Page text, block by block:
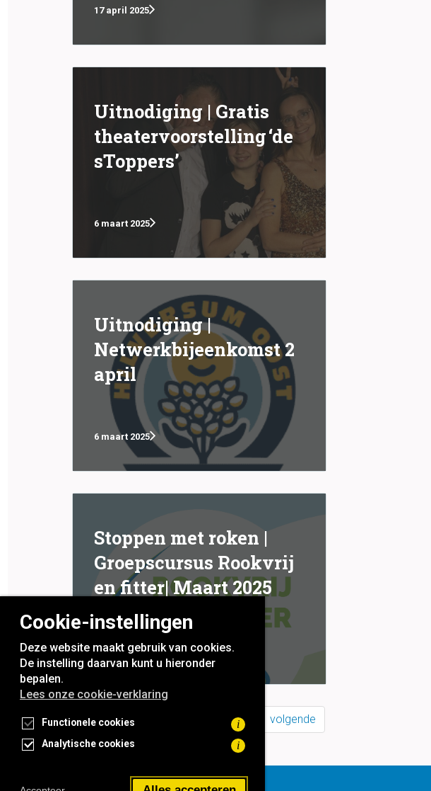
17 april 2025
Uitnodiging | Gratis
theatervoorstelling ‘de
sToppers’
6 maart 2025
Uitnodiging |
Netwerkbijeenkomst 2
april
6 maart 2025
Stoppen met roken |
Groepscursus Rookvrij
en fitter| Maart 2025
11 februari 2025
1 2 3 11 volgende
Cookie-instellingen
Deze website maakt gebruik van cookies.
De instelling daarvan kunt u hieronder
bepalen.
Lees onze cookie-verklaring
Functionele cookies i
Analytische cookies i